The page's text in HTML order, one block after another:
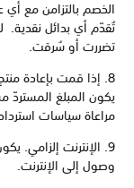
الخصم بالتزامن مع أي
تُقدّم أي بدائل
تضررت أو سُرقت.
8. إذا قمت بإعادة
يكون المبلغ المستردّ
مراعاة سياسات
9. الإنترنت
وصول إلى الإنترنت.